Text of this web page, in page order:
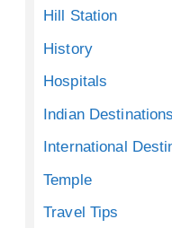
Hill Station
History
Hospitals
Indian Destinations
International
Temple
Travel Tips